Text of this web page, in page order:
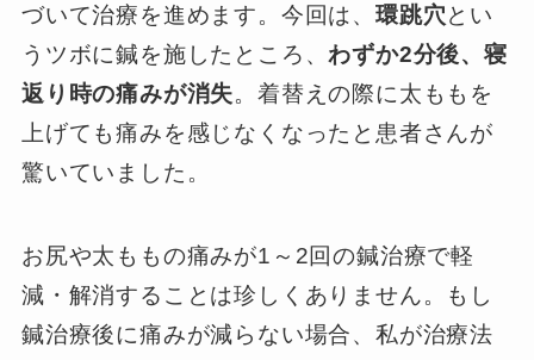
づいて治療を進めます。今回は、環跳穴とい
うツボに鍼を施したところ、わずか2分後、寝
返り時の痛みが消失。着替えの際に太ももを
上げても痛みを感じなくなったと患者さんが
驚いていました。
お尻や太ももの痛みが1～2回の鍼治療で軽
減・解消することは珍しくありません。もし
鍼治療後に痛みが減らない場合、私が治療法